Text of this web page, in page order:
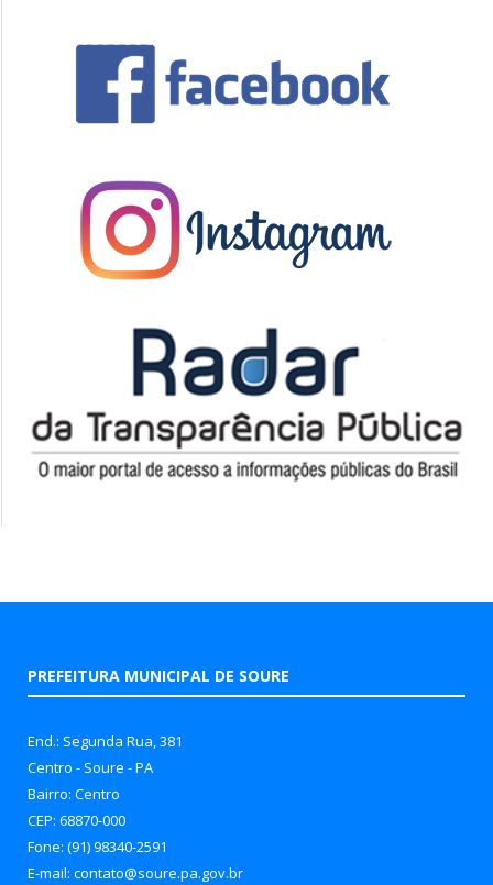
PREFEITURA MUNICIPAL DE SOURE
End.: Segunda Rua, 381
Centro - Soure - PA
Bairro: Centro
CEP: 68870-000
Fone: (91) 98340-2591
E-mail: contato@soure.pa.gov.br